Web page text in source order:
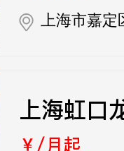
上海市嘉定
上海虹口
￥/月起